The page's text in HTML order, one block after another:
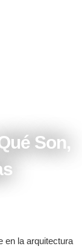
Son,
en la arquitectura